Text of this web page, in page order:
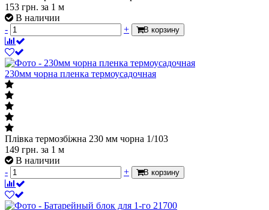
153 грн. за 1 м
В наличии
-
+ В корзину
230мм чорна пленка термоусадочная
Плівка термозбіжна 230 мм чорна 1/103
149 грн. за 1 м
В наличии
-
+ В корзину